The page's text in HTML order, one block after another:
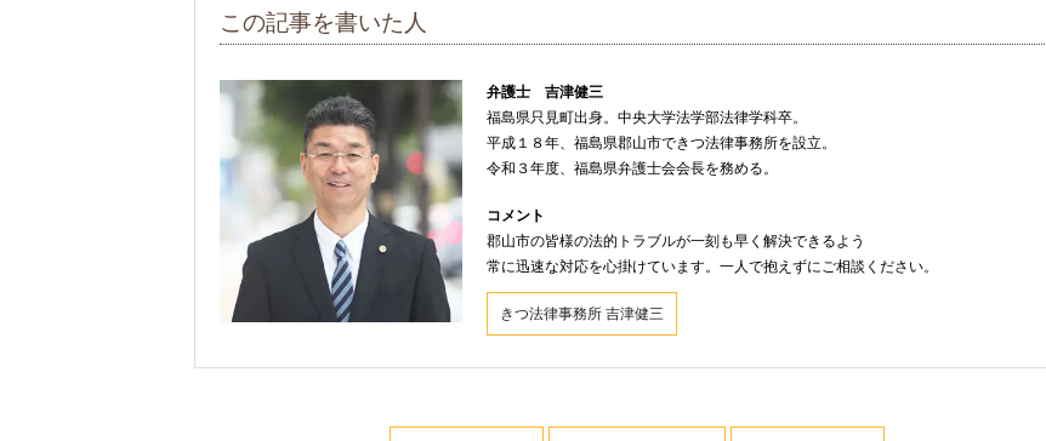
この記事を書いた人
弁護士 吉津健三
福島県只見町出身。中央大学法学部法律学科卒。
平成１８年、福島県郡山市できつ法律事務所を設立。
令和３年度、福島県弁護士会会長を務める。
コメント
郡山市の皆様の法的トラブルが一刻も早く解決できるよう
常に迅速な対応を心掛けています。一人で抱えずにご相談ください。
きつ法律事務所 吉津健三